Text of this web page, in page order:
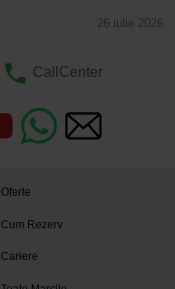
26 iulie 2026
CallCenter
Oferte
Cum Rezerv
Cariere